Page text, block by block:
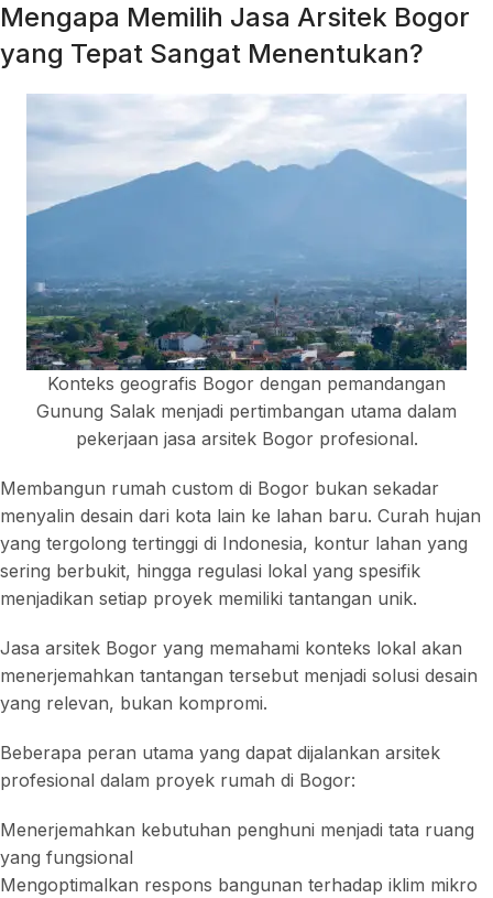
Mengapa Memilih Jasa Arsitek Bogor
yang Tepat Sangat Menentukan?
Konteks geografis Bogor dengan pemandangan
Gunung Salak menjadi pertimbangan utama dalam
pekerjaan jasa arsitek Bogor profesional.
Membangun rumah custom di Bogor bukan sekadar
menyalin desain dari kota lain ke lahan baru. Curah hujan
yang tergolong tertinggi di Indonesia, kontur lahan yang
sering berbukit, hingga regulasi lokal yang spesifik
menjadikan setiap proyek memiliki tantangan unik.
Jasa arsitek Bogor yang memahami konteks lokal akan
menerjemahkan tantangan tersebut menjadi solusi desain
yang relevan, bukan kompromi.
Beberapa peran utama yang dapat dijalankan arsitek
profesional dalam proyek rumah di Bogor:
Menerjemahkan kebutuhan penghuni menjadi tata ruang
yang fungsional
Mengoptimalkan respons bangunan terhadap iklim mikro